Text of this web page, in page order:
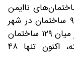
ناایمن
پایتخت، گفت: تاکنون حدود ۹۰ هزار و ۹۶ ساختمان در شهر
تهران مورد ارزیابی ایمنی قرار گرفته‌اند که از میان ۱۲۹ ساختمان
بحرانی شناسایی‌شده در سال‌های گذشته، اکنون تنها ۴۸